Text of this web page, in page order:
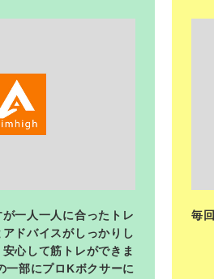
一人一人に合ったトレ
ドバイスがしっかりし
心して筋トレができま
一部にプロKボクサーに
<
毎